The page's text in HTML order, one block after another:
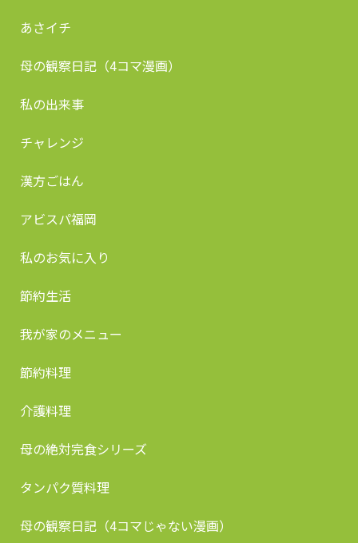
あさイチ
母の観察日記（4コマ漫画）
私の出来事
チャレンジ
漢方ごはん
アビスパ福岡
私のお気に入り
節約生活
我が家のメニュー
節約料理
介護料理
母の絶対完食シリーズ
タンパク質料理
母の観察日記（4コマじゃない漫画）